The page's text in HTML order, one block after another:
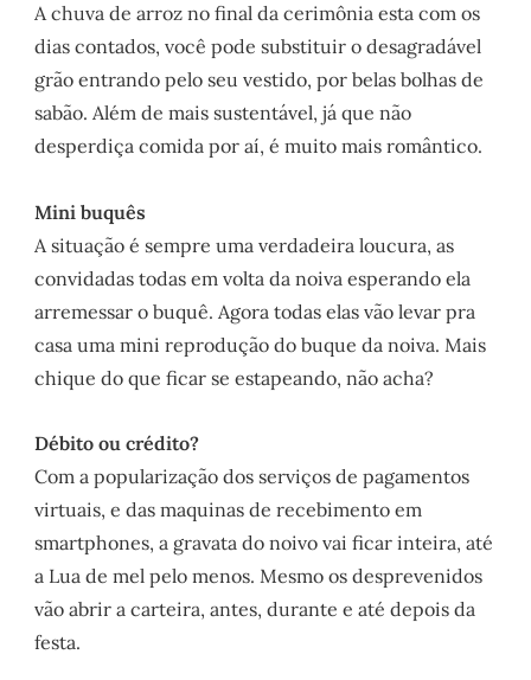
A chuva de arroz no final da cerimônia esta com os
dias contados, você pode substituir o desagradável
grão entrando pelo seu vestido, por belas bolhas de
sabão. Além de mais sustentável, já que não
desperdiça comida por aí, é muito mais romântico.
Mini buquês
A situação é sempre uma verdadeira loucura, as
convidadas todas em volta da noiva esperando ela
arremessar o buquê. Agora todas elas vão levar pra
casa uma mini reprodução do buque da noiva. Mais
chique do que ficar se estapeando, não acha?
Débito ou crédito?
Com a popularização dos serviços de pagamentos
virtuais, e das maquinas de recebimento em
smartphones, a gravata do noivo vai ficar inteira, até
a Lua de mel pelo menos. Mesmo os desprevenidos
vão abrir a carteira, antes, durante e até depois da
festa.